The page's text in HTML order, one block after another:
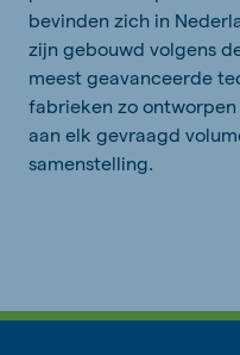
bevinden zich in
zijn gebouwd volgens
meest geavanceerde
fabrieken zo
aan elk gevraagd
samenstelling.